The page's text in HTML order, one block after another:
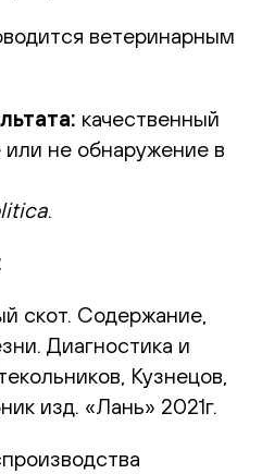
ветеринарным
качественный
не обнаружение в
скот. Содержание,
Диагностика и
Кузнецов,
изд. «Лань» 2021г.